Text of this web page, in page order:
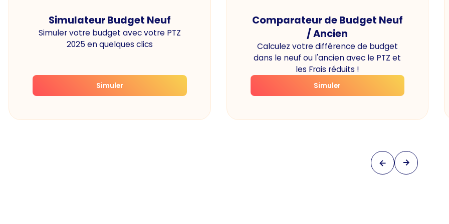
Simulateur Budget Neuf
Simuler votre budget avec votre PTZ
2025 en quelques clics
Simuler
Comparateur de Budget Neuf
/ Ancien
Calculez votre différence de budget
dans le neuf ou l'ancien avec le PTZ et
les Frais réduits !
Simuler